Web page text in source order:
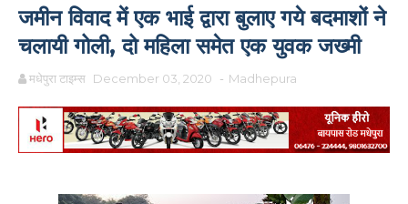
जमीन विवाद में एक भाई द्वारा बुलाए गये बदमाशों ने
चलायी गोली, दो महिला समेत एक युवक जख्मी
मधेपुरा टाइम्स December 03, 2020 - Madhepura